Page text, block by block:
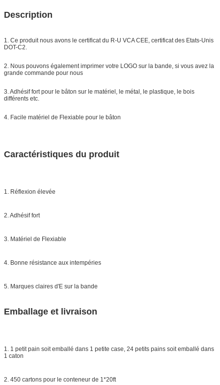
Description
1. Ce produit nous avons le certificat du R-U VCA CEE, certificat des Etats-Unis
DOT-C2.
2. Nous pouvons également imprimer votre LOGO sur la bande, si vous avez la
grande commande pour nous
3. Adhésif fort pour le bâton sur le matériel, le métal, le plastique, le bois
différents etc.
4. Facile matériel de Flexiable pour le bâton
Caractéristiques du produit
1. Réflexion élevée
2. Adhésif fort
3. Matériel de Flexiable
4. Bonne résistance aux intempéries
5. Marques claires d'E sur la bande
Emballage et livraison
1. 1 petit pain soit emballé dans 1 petite case, 24 petits pains soit emballé dans
1 caton
2. 450 cartons pour le conteneur de 1*20ft